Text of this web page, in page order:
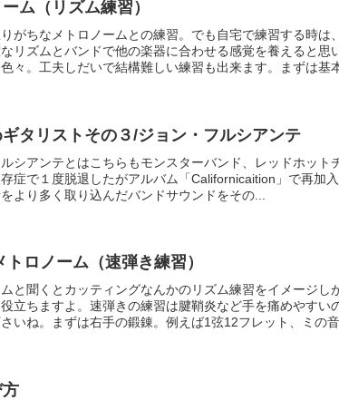
ム（リズム練習）
がちなメトロノームとの練習。でも自宅で練習する時は
リズムとバンドで他の楽器に合わせる感覚を養えると思
々。工夫しだいで結構難しい練習も出来ます。まずは基
タリストその３/ジョン・フルシアンテ
シアンテとはこちらもモンスターバンド、レッドホット
存症で１度脱退したがアルバム「Californicaition」で再加
より多く取り込んだバンドサウンドをその...
トロノーム（速弾き練習）
と聞くとカッティングなんかのリズム練習をイメージし
立ちますよ。速弾きの練習は腱鞘炎など手を痛めやすい
いね。まずは右手の鍛錬。例えば1弦12フレット、ミの